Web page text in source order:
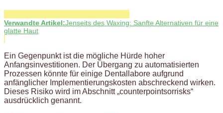
Verwandte Artikel:Jenseits des Waxing: Sanfte Alternativen für eine
glatte Haut
Ein Gegenpunkt ist die mögliche Hürde hoher
Anfangsinvestitionen. Der Übergang zu automatisierten
Prozessen könnte für einige Dentallabore aufgrund
anfänglicher Implementierungskosten abschreckend wirken.
Dieses Risiko wird im Abschnitt „counterpointsorrisks“
ausdrücklich genannt.